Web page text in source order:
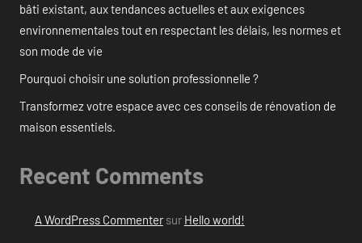
bâti existant, aux tendances actuelles et aux exigences
environnementales tout en respectant les délais, les normes et
son mode de vie
Pourquoi choisir une solution professionnelle ?
Transformez votre espace avec ces conseils de rénovation de
maison essentiels.
Recent Comments
A WordPress Commentersur Hello world!